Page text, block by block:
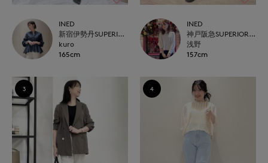
INED
新宿伊勢丹SUPERIOR CLOSET
kuro
165cm
INED
神戸阪急SUPERIORCLOSET
浅野
157cm
3 4